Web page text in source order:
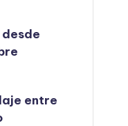
entre